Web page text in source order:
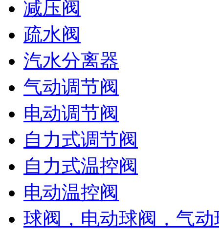
减压阀
疏水阀
汽水分离器
气动调节阀
电动调节阀
自力式调节阀
自力式温控阀
电动温控阀
球阀，电动球阀，气动